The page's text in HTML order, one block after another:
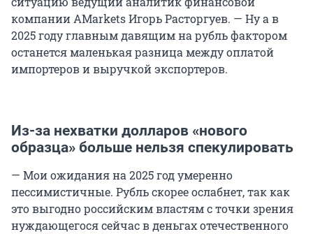
компании AMarkets Игорь Расторгуев. — Ну а в
2025 году главным давящим на рубль фактором
останется маленькая разница между оплатой
импортеров и выручкой экспортеров.
Из-за нехватки долларов «нового
образца» больше нельзя спекулировать
— Мои ожидания на 2025 год умеренно
пессимистичные. Рубль скорее ослабнет, так как
это выгодно российским властям с точки зрения
нуждающегося сейчас в деньгах отечественного